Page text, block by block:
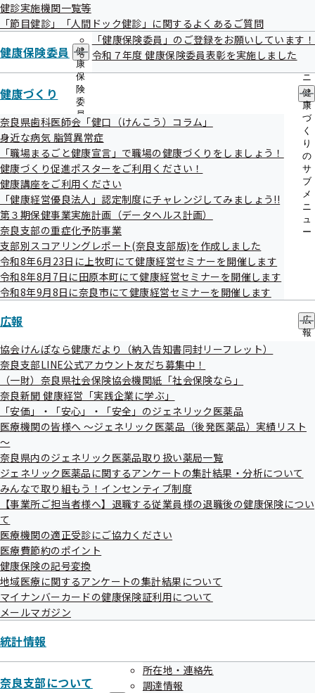
ブ
メ
ニ
ュ
ー
サ
ニ
ュ
ー
健診実施機関一覧等
「節目健診」「人間ドック健診」に関するよくあるご質問
健康保険委員
健
康
保
険
委
員
の
サ
ブ
メ
ニ
ュ
ー
「健康保険委員」のご登録をお願いしています！
令和７年度 健康保険委員表彰を実施しました
健康づくり
健
康
づ
く
り
の
サ
ブ
メ
ニ
ュ
ー
奈良県歯科医師会「健口（けんこう）コラム」
身近な病気 脂質異常症
「職場まるごと健康宣言」で職場の健康づくりをしましょう！
健康づくり促進ポスターをご利用ください！
健康講座をご利用ください
「健康経営優良法人」認定制度にチャレンジしてみましょう!!
第３期保健事業実施計画（データヘルス計画）
奈良支部の重症化予防事業
支部別スコアリングレポート(奈良支部版)を作成しました
令和8年6月23日に上牧町にて健康経営セミナーを開催します
令和8年8月7日に田原本町にて健康経営セミナーを開催します
令和8年9月8日に奈良市にて健康経営セミナーを開催します
広報
広
報
協会けんぽなら健康だより（納入告知書同封リーフレット）
奈良支部LINE公式アカウント友だち募集中！
（一財）奈良県社会保険協会機関紙「社会保険なら」
奈良新聞 健康経営「実践企業に学ぶ」
「安価」・「安心」・「安全」のジェネリック医薬品
医療機関の皆様へ ～ジェネリック医薬品（後発医薬品）実績リスト
～
奈良県内のジェネリック医薬品取り扱い薬局一覧
ジェネリック医薬品に関するアンケートの集計結果・分析について
みんなで取り組もう！インセンティブ制度
【事業所ご担当者様へ】退職する従業員様の退職後の健康保険につい
て
医療機関の適正受診にご協力ください
医療費節約のポイント
健康保険の記号変換
地域医療に関するアンケートの集計結果について
マイナンバーカードの健康保険証利用について
メールマガジン
統計情報
奈良支部について
所在地・連絡先
調達情報
検索結果616件
1件 - 20件表示1件から20件目を表示しています
健診実施機関情報
あおきクリニック
住所 奈良市あやめ池南6-8-40
電話番号 0742-81-7596
健診項目は
こちら
奈良市
(医)あそだ内科クリニック
住所
奈良市芝辻町4-2-2 新大宮伝宝ビル5F
電話番号 0742-35-2202
健診項目は
奈良市
阿部クリニック
住所
電話番号
0742-44-5155
健診項目は
奈良市
あやめ池いしい婦人科クリニック
住所 奈良市あやめ池北1-32-21 メディカルコー
トあやめ池A204
電話番号
奈良市
あやめ池診療所
住所
奈良市あやめ池南6-1-7
電話番号
健診項目は
こちら
奈良市
いけだクリニック
住所 奈良市中町4842-1
電話番号 0742-93-4381
奈良市
いしかわ心臓クリニック
奈良市富雄元町2-6-48 ライオンズプラザ富
雄1F